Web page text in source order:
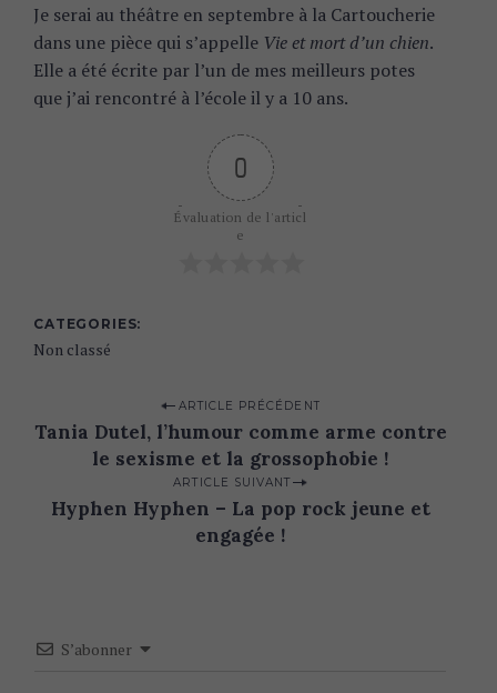
Je serai au théâtre en septembre à la Cartoucherie
dans une pièce qui s’appelle Vie et mort d’un chien.
Elle a été écrite par l’un de mes meilleurs potes
que j’ai rencontré à l’école il y a 10 ans.
0
Évaluation de l'articl
e
CATEGORIES
Non classé
o
i
ARTICLE PRÉCÉDENT
Tania Dutel, l’humour comme arme contre
le sexisme et la grossophobie !
ARTICLE SUIVANT
Hyphen Hyphen – La pop rock jeune et
engagée !
S’abonner